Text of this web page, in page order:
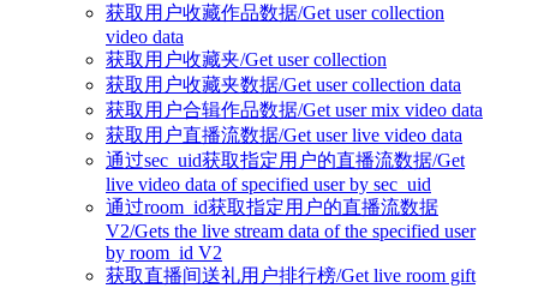
获取用户收藏作品数据/Get user collection
video data
获取用户收藏夹/Get user collection
获取用户收藏夹数据/Get user collection data
获取用户合辑作品数据/Get user mix video data
获取用户直播流数据/Get user live video data
通过sec_uid获取指定用户的直播流数据/Get
live video data of specified user by sec_uid
通过room_id获取指定用户的直播流数据
V2/Gets the live stream data of the specified user
by room_id V2
获取直播间送礼用户排行榜/Get live room gift